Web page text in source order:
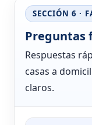
SECCIÓN 6 ·
Preguntas
Respuestas
casas a
claros.